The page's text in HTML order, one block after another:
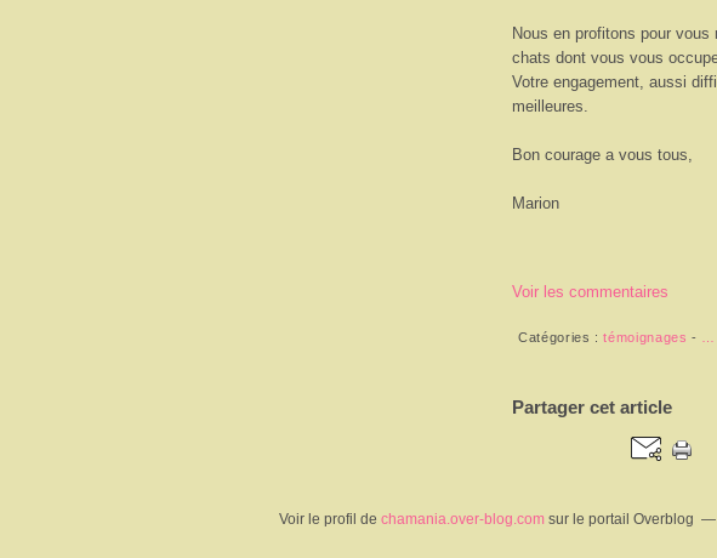
Nous en profitons pour
chats dont vous vous
Votre engagement, aussi
meilleures.
Bon courage a vous tous,
Marion
Voir les commentaires
Catégories :témoignages -
Partager cet article
Voir le profil de chamania.over-blog.com sur le portail Overblog